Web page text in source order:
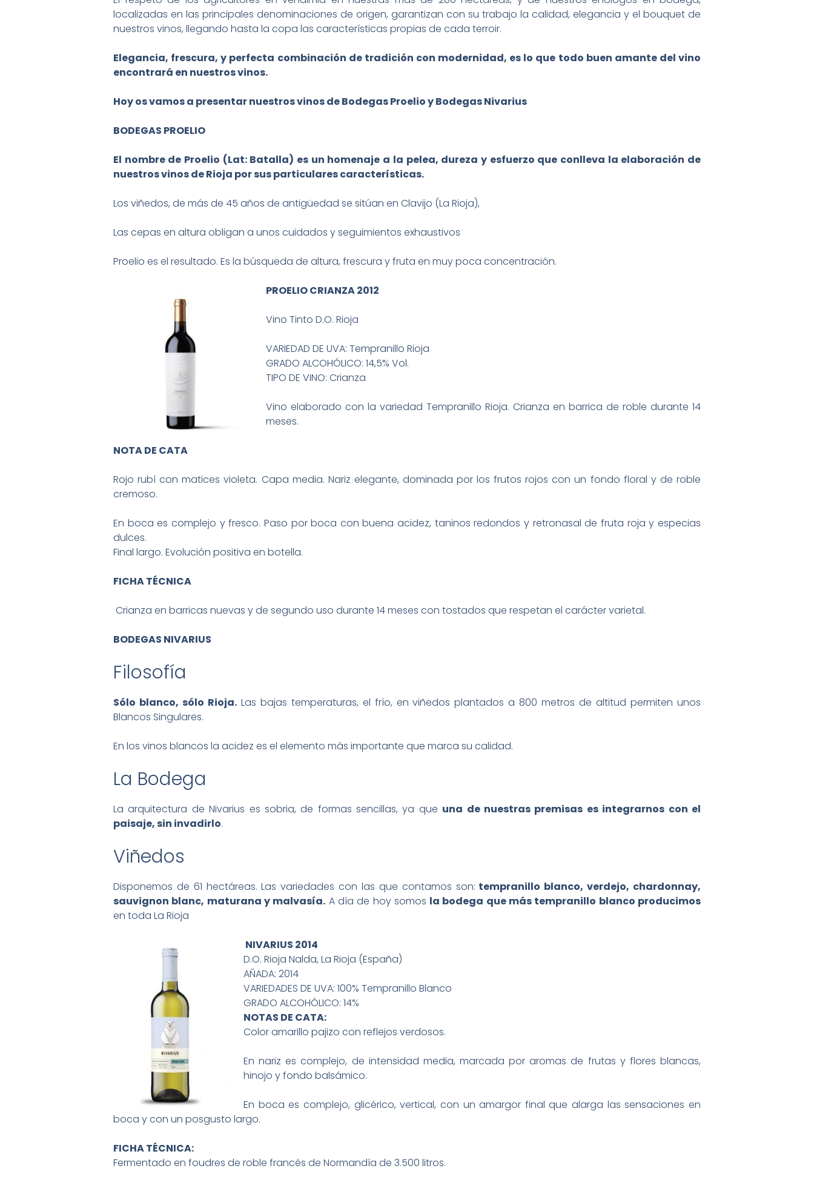
localizadas en las principales denominaciones de origen, garantizan con su trabajo la calidad, elegancia y el bouquet de
nuestros vinos, llegando hasta la copa las características propias de cada terroir.
Elegancia, frescura, y perfecta combinación de tradición con modernidad, es lo que todo buen amante del vino
encontrará en nuestros vinos.
Hoy os vamos a presentar nuestros vinos de Bodegas Proelio y Bodegas Nivarius
BODEGAS PROELIO
El nombre de Proelio (Lat: Batalla) es un homenaje a la pelea, dureza y esfuerzo que conlleva la elaboración de
nuestros vinos de Rioja por sus particulares características.
Los viñedos, de más de 45 años de antigüedad se sitúan en Clavijo (La Rioja),
Las cepas en altura obligan a unos cuidados y seguimientos exhaustivos
Proelio es el resultado. Es la búsqueda de altura, frescura y fruta en muy poca concentración.
PROELIO CRIANZA 2012
Vino Tinto D.O. Rioja
VARIEDAD DE UVA: Tempranillo Rioja
GRADO ALCOHÓLICO: 14,5% Vol.
TIPO DE VINO: Crianza
Vino elaborado con la variedad Tempranillo Rioja. Crianza en barrica de roble durante 14
meses.
NOTA DE CATA
Rojo rubí con matices violeta. Capa media. Nariz elegante, dominada por los frutos rojos con un fondo floral y de roble
cremoso.
En boca es complejo y fresco. Paso por boca con buena acidez, taninos redondos y retronasal de fruta roja y especias
dulces.
Final largo. Evolución positiva en botella.
FICHA TÉCNICA
Crianza en barricas nuevas y de segundo uso durante 14 meses con tostados que respetan el carácter varietal.
BODEGAS NIVARIUS
Filosofía
Sólo blanco, sólo Rioja.Las bajas temperaturas, el frío, en viñedos plantados a 800 metros de altitud permiten unos
Blancos Singulares.
En los vinos blancos la acidez es el elemento más importante que marca su calidad.
La Bodega
La arquitectura de Nivarius es sobria, de formas sencillas, ya que una de nuestras premisas es integrarnos con el
paisaje, sin invadirlo.
Viñedos
Disponemos de 61 hectáreas. Las variedades con las que contamos son: tempranillo blanco, verdejo, chardonnay,
sauvignon blanc, maturana y malvasía. A día de hoy somos la bodega que más tempranillo blanco producimos
en toda La Rioja
NIVARIUS 2014
D.O. Rioja Nalda, La Rioja (España)
AÑADA: 2014
VARIEDADES DE UVA: 100% Tempranillo Blanco
GRADO ALCOHÓLICO: 14%
NOTAS DE CATA:
Color amarillo pajizo con reflejos verdosos.
En nariz es complejo, de intensidad media, marcada por aromas de frutas y flores blancas,
hinojo y fondo balsámico.
En boca es complejo, glicérico, vertical, con un amargor final que alarga las sensaciones en
boca y con un posgusto largo.
FICHA TÉCNICA:
Fermentado en foudres de roble francés de Normandía de 3.500 litros.